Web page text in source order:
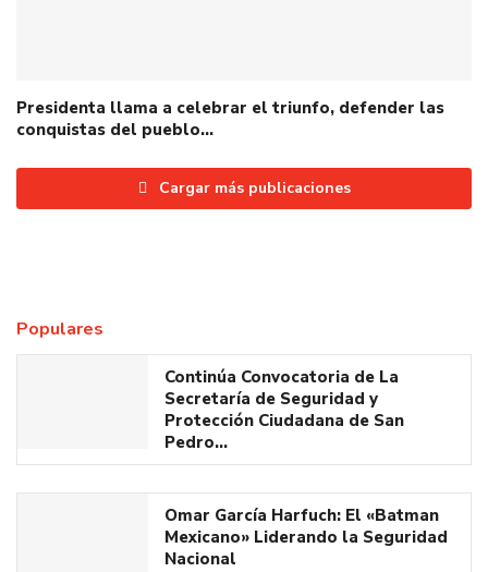
Presidenta llama a celebrar el triunfo, defender las
conquistas del pueblo…
Cargar más publicaciones
Populares
Continúa Convocatoria de La
Secretaría de Seguridad y
Protección Ciudadana de San
Pedro…
Omar García Harfuch: El «Batman
Mexicano» Liderando la Seguridad
Nacional